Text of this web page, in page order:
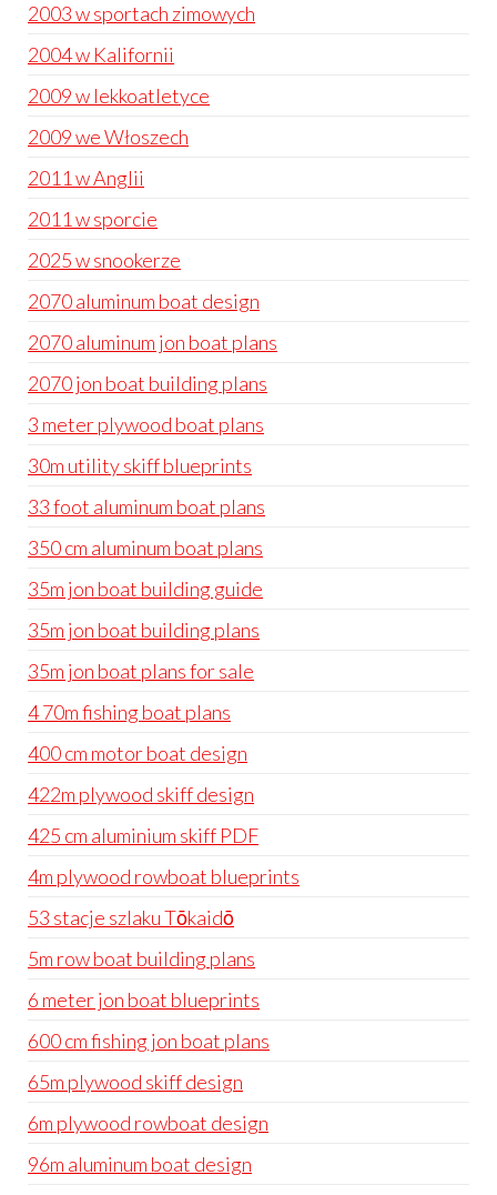
2003 w sportach zimowych
2004 w Kalifornii
2009 w lekkoatletyce
2009 we Włoszech
2011 w Anglii
2011 w sporcie
2025 w snookerze
2070 aluminum boat design
2070 aluminum jon boat plans
2070 jon boat building plans
3 meter plywood boat plans
30m utility skiff blueprints
33 foot aluminum boat plans
350 cm aluminum boat plans
35m jon boat building guide
35m jon boat building plans
35m jon boat plans for sale
4 70m fishing boat plans
400 cm motor boat design
422m plywood skiff design
425 cm aluminium skiff PDF
4m plywood rowboat blueprints
53 stacje szlaku Tōkaidō
5m row boat building plans
6 meter jon boat blueprints
600 cm fishing jon boat plans
65m plywood skiff design
6m plywood rowboat design
96m aluminum boat design